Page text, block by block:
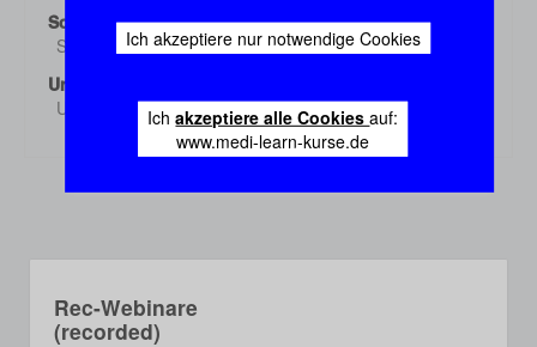
Ich akzeptiere nur notwendige Cookies
Ichakzeptiere alle Cookiesauf:
www.medi-learn-kurse.de
Sozialmed./Epidem.
Sozialmed./Epidem.
Demo
Urologie
Urologie
Demo
Rec-Webinare
(recorded)